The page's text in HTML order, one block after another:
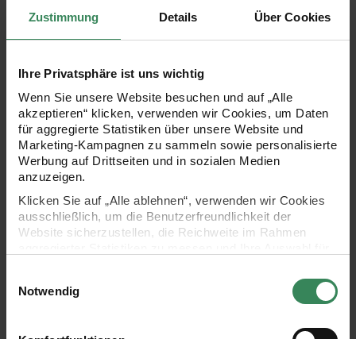
Zustimmung Details Über Cookies
Ihre Privatsphäre ist uns wichtig
Wenn Sie unsere Website besuchen und auf „Alle
akzeptieren“ klicken, verwenden wir Cookies, um Daten
für aggregierte Statistiken über unsere Website und
Marketing-Kampagnen zu sammeln sowie personalisierte
Werbung auf Drittseiten und in sozialen Medien
anzuzeigen.
Klicken Sie auf „Alle ablehnen“, verwenden wir Cookies
ausschließlich, um die Benutzerfreundlichkeit der
Website sicherzustellen, die Reichweite im Rahmen
Ihre Einwilligung ist freiwillig und kann jederzeit über den
Link „Cookie-Einstellungen“ im Fußbereich der Seite
verwendeten Technologien und den Empfängern der
Notwendig
PRODUKTBESCHREIBUNG
Adventskalender nachzusticken: Vom Nessel-
Stoffzuschnitt, den Posterhängern, den Ringen, dem
Stickgarn und der Sticknadel bis hin zur detaillierten
Anleitung. Nur ein Stickring wird noch benötigt. Aufgrund
des vorgezeichneten Motivs lässt sich das Stickbild super
einfach nachsticken.
- Vorgezeichnete Stickpackung
- Inhalt: Stoffzuschnitt aus 100% Baumwolle, Posterhänger